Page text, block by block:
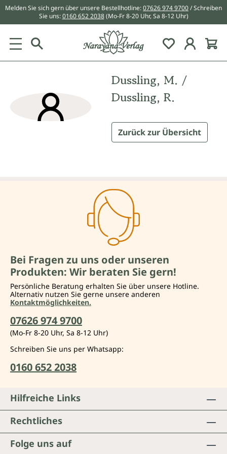
springen
Melden Sie sich gern über unsere Bestellhotline:07626 974 9700/ Schreiben
Sie uns:0160 652 2038 (Mo-Fr 8-20 Uhr, Sa 8-12 Uhr)
Du hast 0
Dussling, M. /
Dussling, R.
Zurück zur Übersicht
Bei Fragen zu uns oder unseren
Produkten: Wir beraten Sie gern!
Persönliche Beratung erhalten Sie über unsere Hotline.
Alternativ nutzen Sie gerne unsere anderen
Kontaktmöglichkeiten.
07626 974 9700
(Mo-Fr 8-20 Uhr, Sa 8-12 Uhr)
Schreiben Sie uns per Whatsapp:
0160 652 2038
Folge uns auf
Hilfreiche Links
Rechtliches